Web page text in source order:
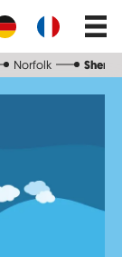
Main
Norfolk